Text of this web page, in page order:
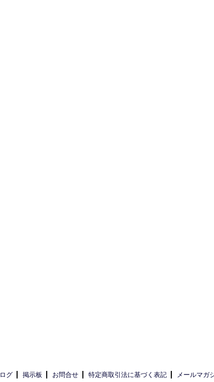
グ 掲示板 お問合せ 特定商取引法に基づく表記
メールマガ